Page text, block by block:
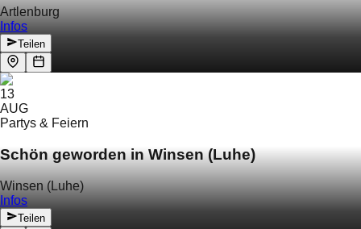
Artlenburg
Infos
Teilen
13
AUG
Partys & Feiern
Schön geworden in Winsen (Luhe)
Winsen (Luhe)
Infos
Teilen